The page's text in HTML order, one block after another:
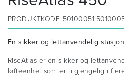
PRODUKTKODE
En sikker og lettanvendelig
RiseAtlas er en sikker og
løfteenhet som er tilgjengelig i